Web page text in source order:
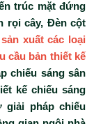
trúc mặt đứng
rọi cây, Đèn cột
xuất các loại
cầu bản thiết kế
chiếu sáng sân
kế chiếu sáng
pháp chiếu